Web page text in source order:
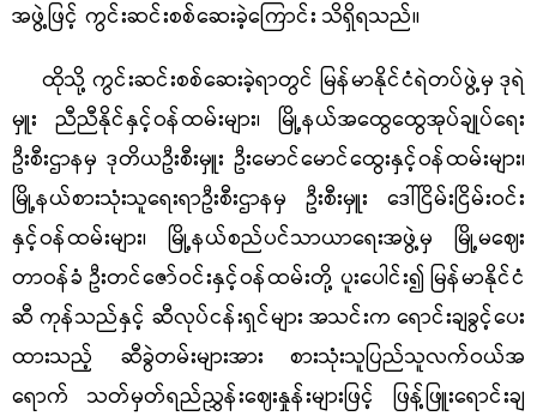
အဖွဲ့ဖြင့် ကွင်းဆင်းစစ်ဆေးခဲ့ကြောင်း သိရှိရသည်။
ထိုသို့ ကွင်းဆင်းစစ်ဆေးခဲ့ရာတွင် မြန်မာနိုင်ငံရဲတပ်ဖွဲ့မှ ဒုရဲ
မှူး ညီညီနိုင်နှင့်ဝန်ထမ်းများ၊ မြို့နယ်အထွေထွေအုပ်ချုပ်ရေး
ဦးစီးဌာနမှ ဒုတိယဦးစီးမှူး ဦးမောင်မောင်ထွေးနှင့်ဝန်ထမ်းများ၊
မြို့နယ်စားသုံးသူရေးရာဦးစီးဌာနမှ ဦးစီးမှူး ဒေါ်ငြိမ်းငြိမ်းဝင်း
နှင့်ဝန်ထမ်းများ၊ မြို့နယ်စည်ပင်သာယာရေးအဖွဲ့မှ မြို့မဈေး
တာဝန်ခံ ဦးတင်ဇော်ဝင်းနှင့်ဝန်ထမ်းတို့ ပူးပေါင်း၍ မြန်မာနိုင်ငံ
ဆီ ကုန်သည်နှင့် ဆီလုပ်ငန်းရှင်များ အသင်းက ရောင်းချခွင့်ပေး
ထားသည့် ဆီခွဲတမ်းများအား စားသုံးသူပြည်သူလက်ဝယ်အ
ရောက် သတ်မှတ်ရည်ညွှန်းဈေးနှုန်းများဖြင့် ဖြန့်ဖြူးရောင်းချ